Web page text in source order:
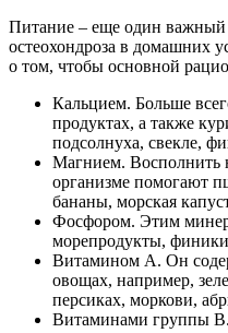
Питание – еще один
остеохондроза в домашних
о том, чтобы основной
Кальцием. Больше
продуктах, а также
подсолнуха, свекле,
Магнием. Восполнить
организме помогают
бананы, морская
Фосфором. Этим
морепродукты,
Витамином А. Он
овощах, например,
персиках, моркови,
Витаминами группы В.